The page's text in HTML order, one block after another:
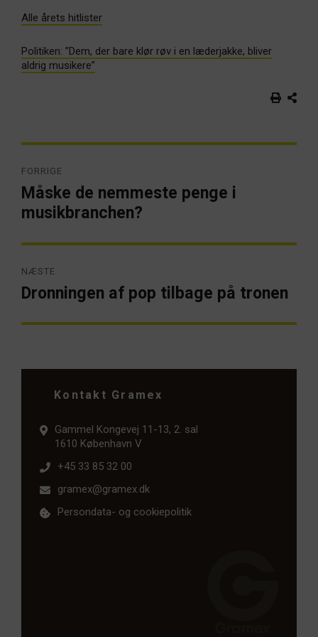
Alle årets hitlister
Politiken: ”Dem, der bare klør røv i en læderjakke, bliver
aldrig musikere”
FORRIGE
Forrige
Måske de nemmeste penge i
musikbranchen?
NÆSTE
Næste
artikel:
Dronningen af pop tilbage på tronen
Kontakt Gramex
Gammel Kongevej 11-13, 2. sal
1610 København V
+45 33 85 32 00
gramex@gramex.dk
Persondata- og cookiepolitik